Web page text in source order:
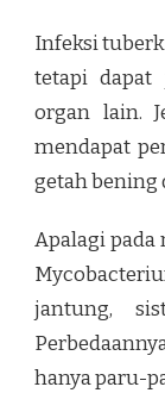
Infeksi
tetapi dapat
organ lain.
mendapat
getah bening
Apalagi pada
jantung,
hanya paru-